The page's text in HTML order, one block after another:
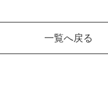
一覧へ戻る